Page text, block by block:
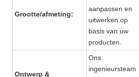
Grootte/afmeting:
aanpassen en
uitwerken op
basis van uw
producten.
Ontwerp &
Ons
ingenieursteam